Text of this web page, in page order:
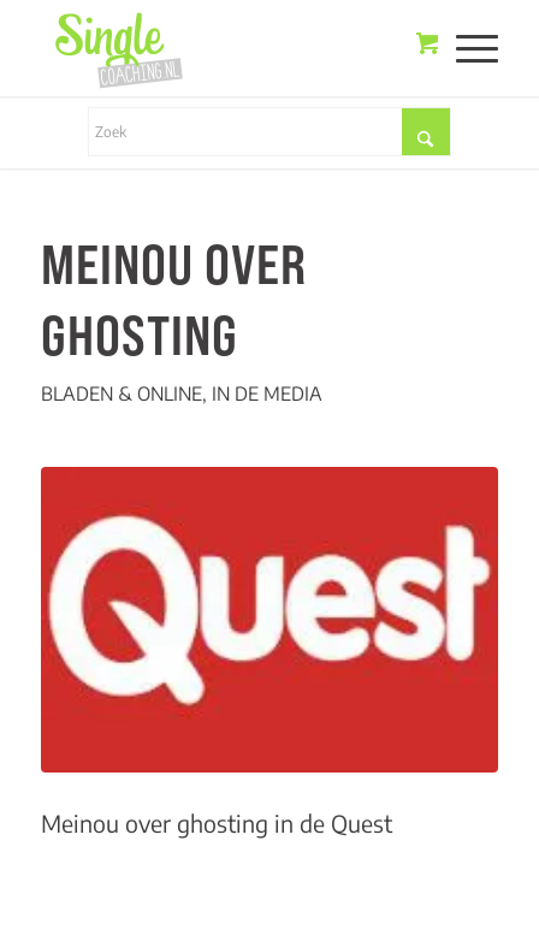
MEINOU OVER
GHOSTING
BLADEN & ONLINE, IN DE MEDIA
Meinou over ghosting in de Quest